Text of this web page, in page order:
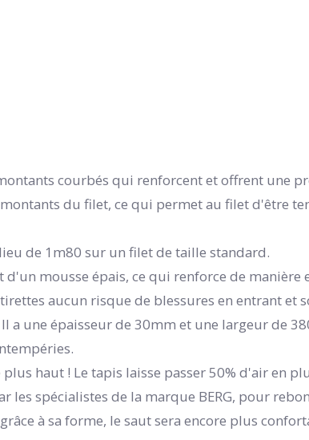
courbés qui renforcent et offrent une
du filet, ce qui permet au filet d'être
de 1m80 sur un filet de taille standard.
mousse épais, ce qui renforce de manière
aucun risque de blessures en entrant et
Il a une épaisseur de 30mm et une largeur de
plus haut ! Le tapis laisse passer 50% d'air en
les spécialistes de la marque BERG, pour
à sa forme, le saut sera encore plus